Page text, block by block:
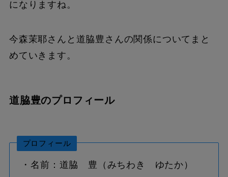
になりますね。
今森茉耶さんと道脇豊さんの関係についてまと
めていきます。
道脇豊のプロフィール
プロフィール
・名前：道脇 豊（みちわき ゆたか）